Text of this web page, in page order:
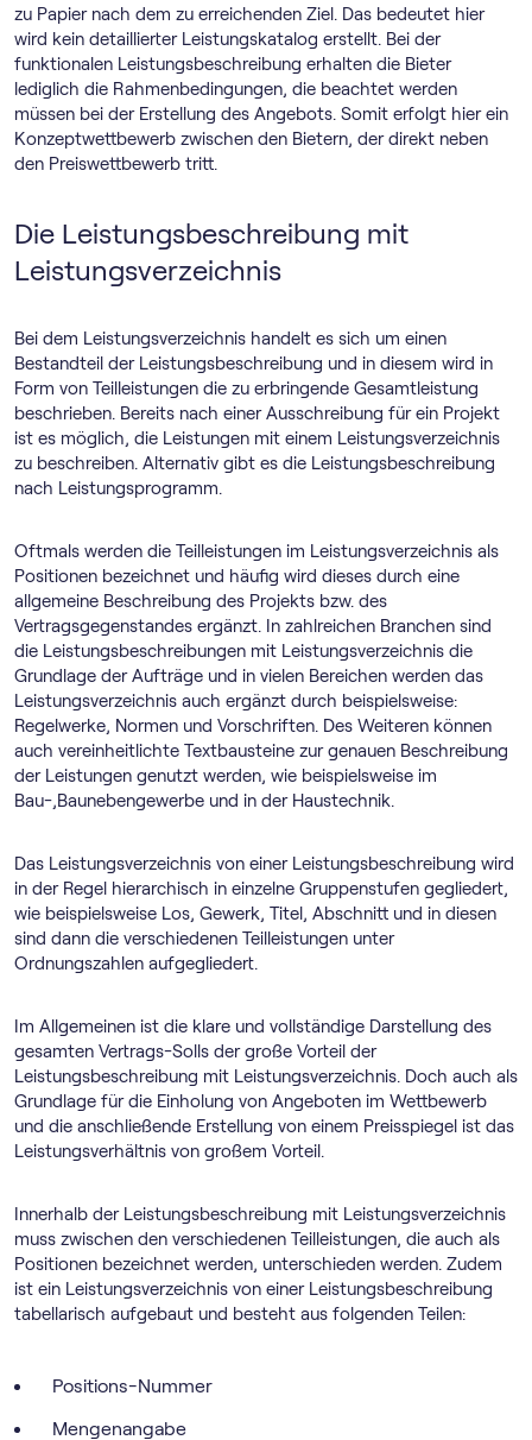
zu Papier nach dem zu erreichenden Ziel. Das bedeutet hier
wird kein detaillierter Leistungskatalog erstellt. Bei der
funktionalen Leistungsbeschreibung erhalten die Bieter
lediglich die Rahmenbedingungen, die beachtet werden
müssen bei der Erstellung des Angebots. Somit erfolgt hier ein
Konzeptwettbewerb zwischen den Bietern, der direkt neben
den Preiswettbewerb tritt.
Die Leistungsbeschreibung mit
Leistungsverzeichnis
Bei dem Leistungsverzeichnis handelt es sich um einen
Bestandteil der Leistungsbeschreibung und in diesem wird in
Form von Teilleistungen die zu erbringende Gesamtleistung
beschrieben. Bereits nach einer Ausschreibung für ein Projekt
ist es möglich, die Leistungen mit einem Leistungsverzeichnis
zu beschreiben. Alternativ gibt es die Leistungsbeschreibung
nach Leistungsprogramm.
Oftmals werden die Teilleistungen im Leistungsverzeichnis als
Positionen bezeichnet und häufig wird dieses durch eine
allgemeine Beschreibung des Projekts bzw. des
Vertragsgegenstandes ergänzt. In zahlreichen Branchen sind
die Leistungsbeschreibungen mit Leistungsverzeichnis die
Grundlage der Aufträge und in vielen Bereichen werden das
Leistungsverzeichnis auch ergänzt durch beispielsweise:
Regelwerke, Normen und Vorschriften. Des Weiteren können
auch vereinheitlichte Textbausteine zur genauen Beschreibung
der Leistungen genutzt werden, wie beispielsweise im
Bau-,Baunebengewerbe und in der Haustechnik.
Das Leistungsverzeichnis von einer Leistungsbeschreibung wird
in der Regel hierarchisch in einzelne Gruppenstufen gegliedert,
wie beispielsweise Los, Gewerk, Titel, Abschnitt und in diesen
sind dann die verschiedenen Teilleistungen unter
Ordnungszahlen aufgegliedert.
Im Allgemeinen ist die klare und vollständige Darstellung des
gesamten Vertrags-Solls der große Vorteil der
Leistungsbeschreibung mit Leistungsverzeichnis. Doch auch als
Grundlage für die Einholung von Angeboten im Wettbewerb
und die anschließende Erstellung von einem Preisspiegel ist das
Leistungsverhältnis von großem Vorteil.
Innerhalb der Leistungsbeschreibung mit Leistungsverzeichnis
muss zwischen den verschiedenen Teilleistungen, die auch als
Positionen bezeichnet werden, unterschieden werden. Zudem
ist ein Leistungsverzeichnis von einer Leistungsbeschreibung
tabellarisch aufgebaut und besteht aus folgenden Teilen:
Positions-Nummer
Mengenangabe